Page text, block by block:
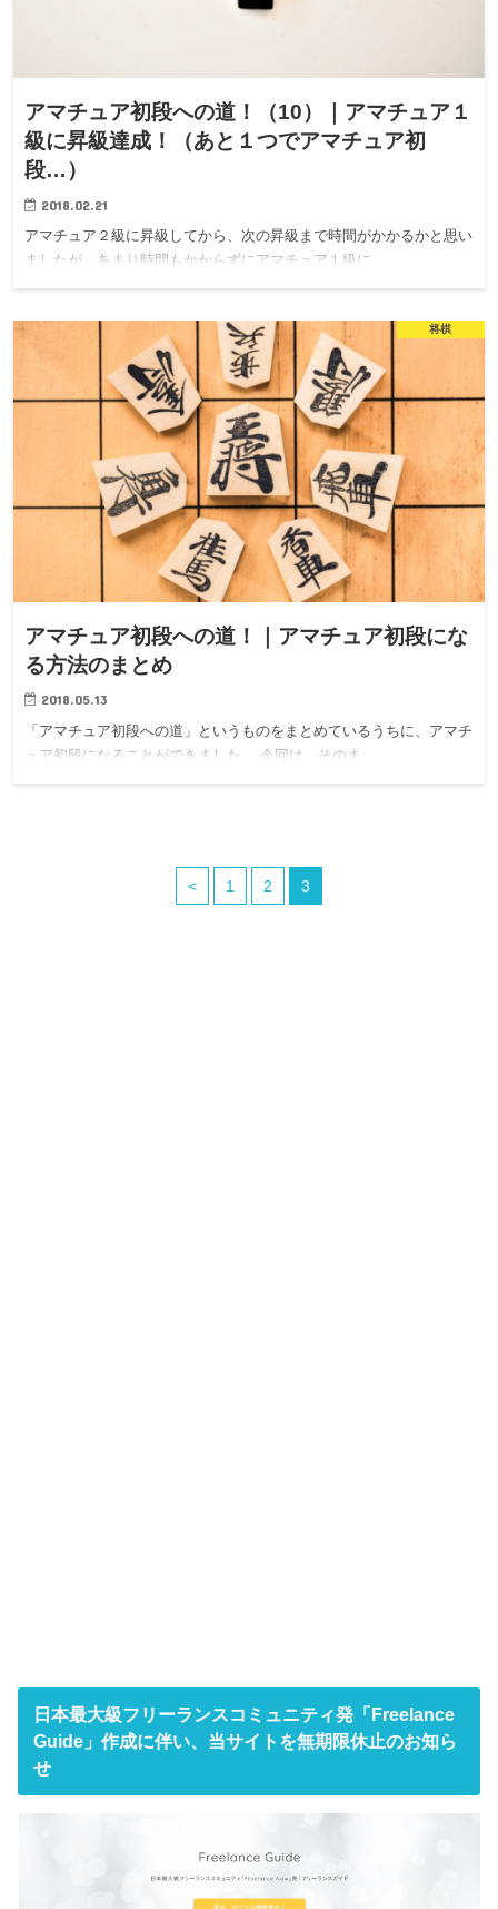
アマチュア初段への道！（10）｜アマチュア１
級に昇級達成！（あと１つでアマチュア初
段…）
2018.02.21
アマチュア２級に昇級してから、次の昇級まで時間がかかるかと思い
ましたが、あまり時間もかからずにアマチュア１級に…
将棋
アマチュア初段への道！｜アマチュア初段にな
る方法のまとめ
2018.05.13
「アマチュア初段への道」というものをまとめているうちに、アマチ
ュア初段になることができました。 今回は、そのま…
< 1 2 3
日本最大級フリーランスコミュニティ発「Freelance
Guide」作成に伴い、当サイトを無期限休止のお知ら
せ